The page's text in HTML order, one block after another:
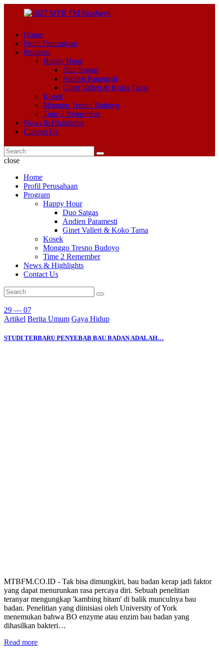
Home
Profil Perusahaan
Program
Happy Hour
Duo Satgas
Andien Paramesti
Ginet Valleri & Koko Tama
Kosek
Monggo Tresno Budoyo
Time 2 Remember
News & Highlights
Contact Us
close
Home
Profil Perusahaan
Program
Happy Hour
Duo Satgas
Andien Paramesti
Ginet Valleri & Koko Tama
Kosek
Monggo Tresno Budoyo
Time 2 Remember
News & Highlights
Contact Us
29 — 07
Artikel Berita Umum Gaya Hidup
STUDI TERBARU PENYEBAB BAU BADAN ADALAH…
MTBFM.CO.ID - Tak bisa dimungkiri, bau badan kerap jadi faktor
yang dapat menurunkan rasa percaya diri. Sebuah penelitian
teranyar mengungkap 'kambing hitam' di balik munculnya bau
badan. Penelitian yang diinisiasi oleh University of York
menemukan bahwa BO enzyme atau enzim bau badan yang
dihasilkan bakteri…
Read more